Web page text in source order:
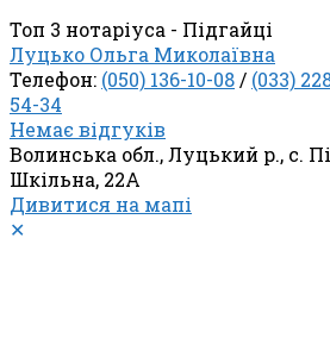
Топ 3 нотаріуса - Підгайці
Луцько Ольга Миколаївна
Телефон: (050) 136-10-08/ (033)
54-34
Немає відгуків
Волинська обл., Луцький р., с.
Шкільна, 22А
Дивитися на мапі
✕